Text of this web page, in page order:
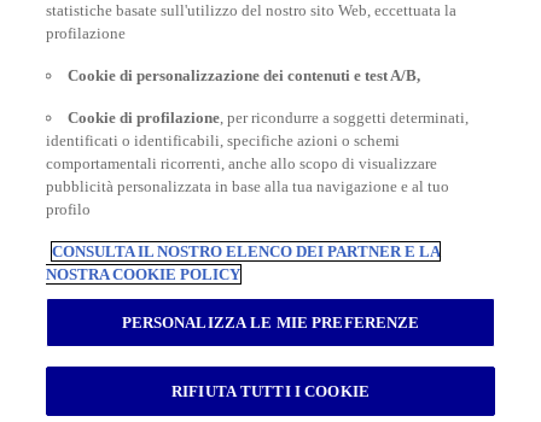
INFORMAZIONI UTILI
Inter Partner Assistance S.A. Compagnia di Assicurazioni e Riassicurazioni
Tel.06/42118.1 Sede legale Bruxelles – 7, Boulevard du Régent – Capitale
sociale € 180.702.613,00 interamente versato – Gruppo AXA Partners N.
Iscrizione all’Albo Imprese di Assicurazioni e Riassicurazioni I.00014 -
Autorizzazione Ministeriale n. 19662 del 19.10.1993 Registro delle Imprese di
Roma RM – Numero REA 792129 - Part. I.V.A. 04673941003 - Cod. Fisc.
statistiche basate sull'utilizzo del nostro sito Web, eccettuata la
profilazione
Cookie di personalizzazione dei contenuti e test A/B,
Cookie di profilazione, per ricondurre a soggetti determinati,
identificati o identificabili, specifiche azioni o schemi
comportamentali ricorrenti, anche allo scopo di visualizzare
pubblicità personalizzata in base alla tua navigazione e al tuo
profilo
CONSULTA IL NOSTRO ELENCO DEI PARTNER E LA
NOSTRA COOKIE POLICY
PERSONALIZZA LE MIE PREFERENZE
RIFIUTA TUTTI I COOKIE